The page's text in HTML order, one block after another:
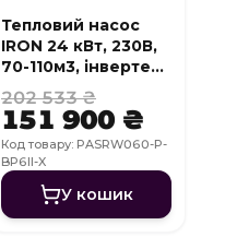
Тепловий насос
IRON 24 кВт, 230В,
70-110м3, інвертер,
з охолодженням,
WI-FI
202 533 ₴
151 900 ₴
Код товару: PASRW060-P-
BP6II-X
У кошик